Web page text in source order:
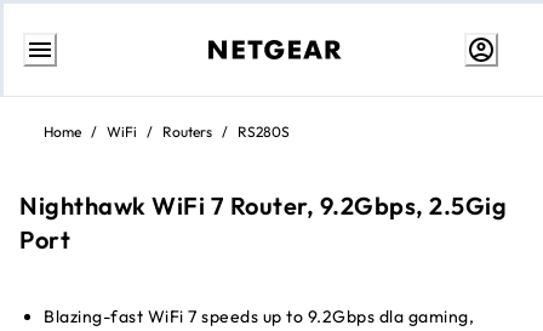
Przejdź
treściHome / WiFi / Routers / RS280S
Nighthawk WiFi 7 Router, 9.2Gbps, 2.5Gig
Port
Blazing-fast WiFi 7 speeds up to 9.2Gbps dla gaming,